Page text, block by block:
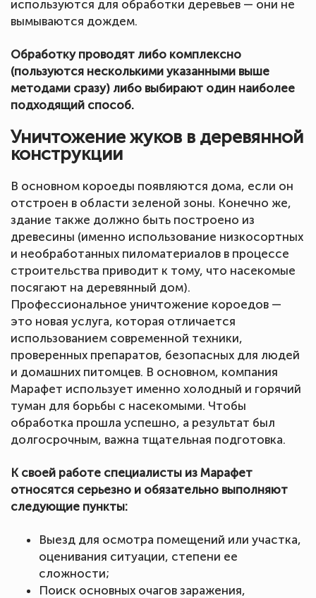
используются для обработки деревьев — они не
вымываются дождем.
Обработку проводят либо комплексно
(пользуются несколькими указанными выше
методами сразу) либо выбирают один наиболее
подходящий способ.
Уничтожение жуков в деревянной
конструкции
В основном короеды появляются дома, если он
отстроен в области зеленой зоны. Конечно же,
здание также должно быть построено из
древесины (именно использование низкосортных
и необработанных пиломатериалов в процессе
строительства приводит к тому, что насекомые
посягают на деревянный дом).
Профессиональное уничтожение короедов —
это новая услуга, которая отличается
использованием современной техники,
проверенных препаратов, безопасных для людей
и домашних питомцев. В основном, компания
Марафет использует именно холодный и горячий
туман для борьбы с насекомыми. Чтобы
обработка прошла успешно, а результат был
долгосрочным, важна тщательная подготовка.
К своей работе специалисты из Марафет
относятся серьезно и обязательно выполняют
следующие пункты:
Выезд для осмотра помещений или участка,
оценивания ситуации, степени ее
сложности;
Поиск основных очагов заражения,